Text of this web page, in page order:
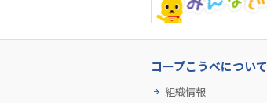
コープこうべについて
組織情報